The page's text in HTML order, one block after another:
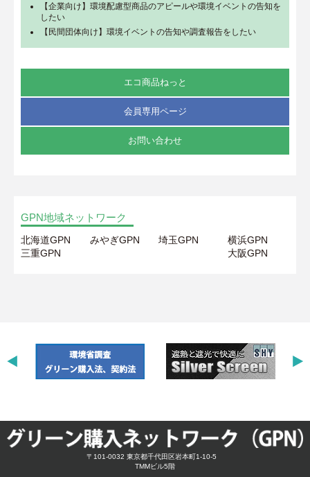
【企業向け】環境配慮型商品のアピールや環境イベントの告知を
したい
【民間団体向け】環境イベントの告知や調査報告をしたい
エコ商品ねっと
会員専用ページ
お問い合わせ
GPN地域ネットワーク
北海道GPN みやぎGPN 埼玉GPN
横浜GPN
三重GPN
大阪GPN
〒101-0032 東京都千代田区岩本町1-10-5
TMMビル5階